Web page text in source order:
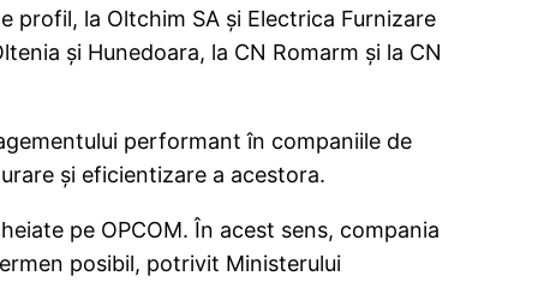
profil, la Oltchim SA şi Electrica Furnizare
şi Hunedoara, la CN Romarm şi la CN
performant în companiile de
şi eficientizare a acestora.
pe OPCOM. În acest sens, compania
posibil, potrivit Ministerului